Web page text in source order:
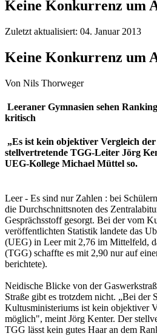
Keine Konkurrenz um
Zuletzt aktualisiert: 04. Januar 2013
Keine Konkurrenz um
Von Nils Thorweger
Leeraner Gymnasien sehen
kritisch
„Es ist kein objektiver Vergleich
stellvertretende TGG-Leiter Jörg
UEG-Kollege Michael Müttel so.
Leer - Es sind nur Zahlen : bei
die Durchschnittsnoten des
Gesprächsstoff gesorgt. Bei der vom
veröffentlichten Statistik landete das
(UEG) in Leer mit 2,76 im Mittelfeld,
(TGG) schaffte es mit 2,90 nur auf
berichtete).
Neidische Blicke von der
Straße gibt es trotzdem nicht. „Bei der
Kultusministeriums ist kein objektiver
möglich", meint Jörg Kenter. Der
TGG lässt kein gutes Haar an dem